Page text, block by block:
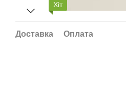
Хіт
Доставка Оплата